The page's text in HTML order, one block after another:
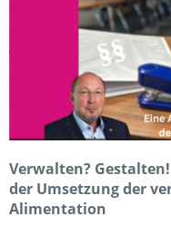
Verwalten?
der Umsetzung der
Alimentation